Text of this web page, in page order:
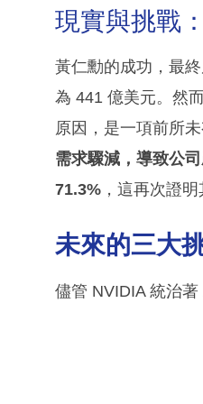
現實與挑戰
黃仁勳的成功，最
為 441 億美元。然
原因，是一項前所
需求驟減，導致公
71.3% ，這再次證
未來的三大
儘管 NVIDIA 統治著